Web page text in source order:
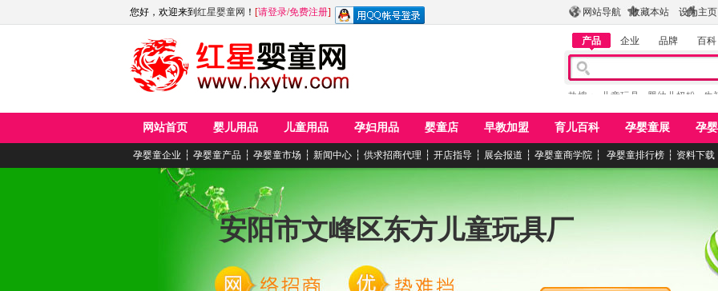
网站导航 收藏本站 设为主页
您好，欢迎来到 红星婴童网 ！ [请登录/免费注册]
产品 企业 品牌 百科
热搜： 儿童玩具 婴幼儿奶粉 牛
网站首页 婴儿用品 儿童用品 孕妇用品 婴童店 早教加盟 育儿百科 孕婴童展 孕
孕婴童企业 ┆ 孕婴童产品 ┆ 孕婴童市场 ┆ 新闻中心 ┆ 供求招商代理 ┆ 开店指导 ┆ 展会报道 ┆ 孕婴童商学院 ┆ 孕婴童排行榜 ┆ 资料下载
安阳市文峰区东方儿童玩具厂